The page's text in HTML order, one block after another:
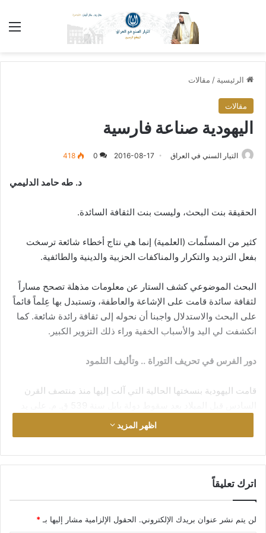
الرئيسية / مقالات
مقالات
اليهودية صناعة فارسية
التيار السني في العراق 2016-08-17
0
418
د. طه حامد الدليمي
الحقيقة بنت البحث، وليست بنت الثقافة السائدة.
كثير من المسلّمات (العلمية) إنما هي نتاج أخطاء شائعة ترسخت
بفعل الترديد والتكرار والمناكفات الحزبية والدينية والطائفية.
البحث الموضوعي كشف الستار عن معلومات مذهلة تصحح مساراً
لثقافة سائدة قامت على الإشاعة والعاطفة، وتستبدل بها عِلماً قائماً
على البحث والاستدلال واجبنا أن نحوله إلى ثقافة رائدة شائعة. كما
انكشفت لي اليد والأسباب الخفية وراء ذلك التزوير الكبير.
دور الفرس في تحريف التوراة .. وتأليف التلمود
قامت اليهودية بنسختها الحالية التي آلت إليها منذ منتصف القرن
الملك الفارسي كورش ورجوع اليهود إلى فلسطين.. على شيئين
أساسيين:
1. التوراة المحرفة.
وكلاهما صناعة فارسية لكن بيد يهودية. وبهذا تكون اليهودية نفسها
اظهر المزيد
اترك تعليقاً
لن يتم نشر عنوان بريدك الإلكتروني. الحقول الإلزامية مشار إليها بـ *